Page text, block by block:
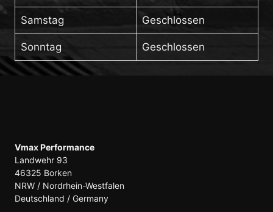
Samstag Geschlossen
Sonntag Geschlossen
Vmax Performance
Landwehr 93
46325 Borken
NRW / Nordrhein-Westfalen
Deutschland / Germany